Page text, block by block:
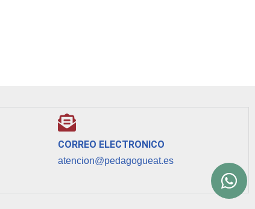
CORREO ELECTRONICO
atencion@pedagogueat.es